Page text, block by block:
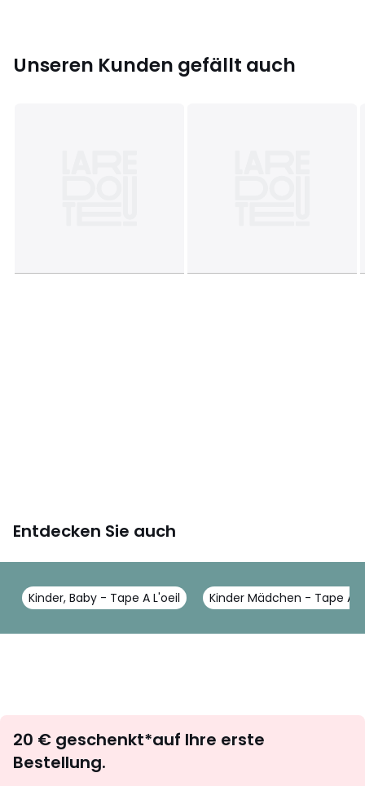
Unseren Kunden gefällt auch
Entdecken Sie auch
Kinder, Baby - Tape A L'oeil Kinder Mädchen - Tape A
abonnieren
20 € geschenkt*auf Ihre erste
Bestellung.